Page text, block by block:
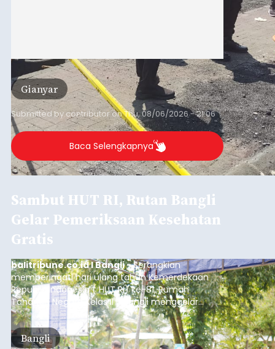
Gianyar
Submitted by contributoronThu, 08/06/2026 - 21:06
Baca Selengkapnya
Sambut HUT RI, Rutan Bangli
Gelar Pemeriksaan Kesehatan
Gratis
balitribune.co.id I Bangli -Serangkian
memperingati hari ulang tahun Kemerdekaan
Republik Indonesia ( HUT RI) ke-81, Rumah
Tahanan Negara Kelas II B Bangli menggelar
kegiatan pemeriksaan kesehatan gratis, Rabu
(6/8/2026).
Bangli